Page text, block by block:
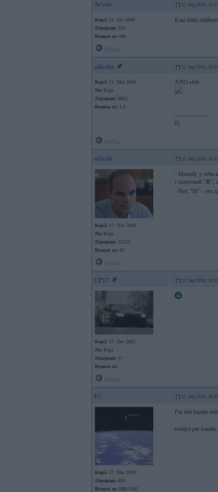
Arviss 22. Sep 2010,
Kopš: 11. Oct 2006
Ziņojumi: 324
Braucu ar: e90
Kaut kāds
wheelie 22. Sep 2010,
Kopš: 21. Mar 2004
No: Rīga
Ziņojumi: 6862
Braucu ar: 1.6
ANO sēde
-----------------
8)
arizah 22. Sep 2010,
Kopš: 17. Nov 2005
No: Rīga
Ziņojumi: 11323
Braucu ar: 43
- Милый, у тебя
с пометкой "Ж",
- Нет, "М" - это
CP17 22. Sep 2010,
Kopš: 17. Dec 2002
No: Rīga
Ziņojumi: 17
Braucu ar:
FC 22. Sep 2010,
Kopš: 17. Mar 2005
Ziņojumi: 809
Braucu ar: HM-1682
Par tām kazām
runājot par